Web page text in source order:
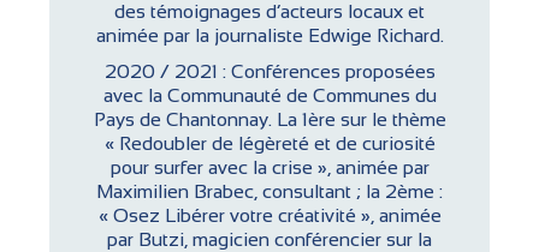
des témoignages d’acteurs locaux et
animée par la journaliste Edwige Richard.
2020 / 2021 : Conférences proposées
avec la Communauté de Communes du
Pays de Chantonnay. La 1ère sur le thème
« Redoubler de légèreté et de curiosité
pour surfer avec la crise », animée par
Maximilien Brabec, consultant ; la 2ème :
« Osez Libérer votre créativité », animée
par Butzi, magicien conférencier sur la